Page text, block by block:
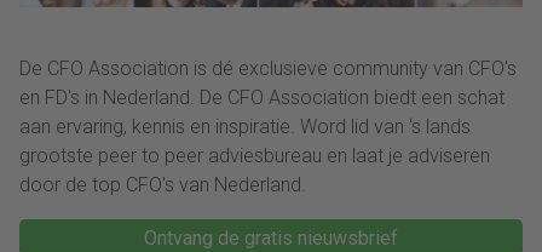
De CFO Association is dé exclusieve community van CFO's
en FD's in Nederland. De CFO Association biedt een schat
aan ervaring, kennis en inspiratie. Word lid van ‘s lands
grootste peer to peer adviesbureau en laat je adviseren
door de top CFO's van Nederland.
Ontvang de gratis nieuwsbrief